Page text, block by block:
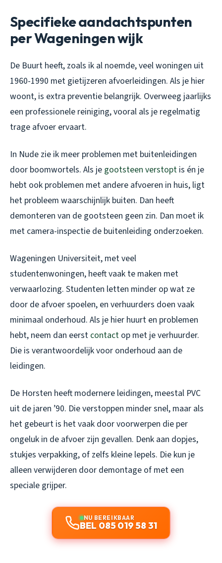
Specifieke aandachtspunten
per Wageningen wijk
De Buurt heeft, zoals ik al noemde, veel woningen uit
1960-1990 met gietijzeren afvoerleidingen. Als je hier
woont, is extra preventie belangrijk. Overweeg jaarlijks
een professionele reiniging, vooral als je regelmatig
trage afvoer ervaart.
In Nude zie ik meer problemen met buitenleidingen
door boomwortels. Als je gootsteen verstopt is én je
hebt ook problemen met andere afvoeren in huis, ligt
het probleem waarschijnlijk buiten. Dan heeft
demonteren van de gootsteen geen zin. Dan moet ik
met camera-inspectie de buitenleiding onderzoeken.
Wageningen Universiteit, met veel
studentenwoningen, heeft vaak te maken met
verwaarlozing. Studenten letten minder op wat ze
door de afvoer spoelen, en verhuurders doen vaak
minimaal onderhoud. Als je hier huurt en problemen
hebt, neem dan eerst contact op met je verhuurder.
Die is verantwoordelijk voor onderhoud aan de
leidingen.
De Horsten heeft modernere leidingen, meestal PVC
uit de jaren ’90. Die verstoppen minder snel, maar als
het gebeurt is het vaak door voorwerpen die per
ongeluk in de afvoer zijn gevallen. Denk aan dopjes,
stukjes verpakking, of zelfs kleine lepels. Die kun je
alleen verwijderen door demontage of met een
speciale grijper.
NU BEREIKBAAR
BEL 085 019 58 31